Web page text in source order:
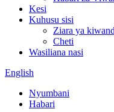
Kesi
Kuhusu sisi
Ziara ya
Cheti
Wasiliana nasi
English
Nyumbani
Habari